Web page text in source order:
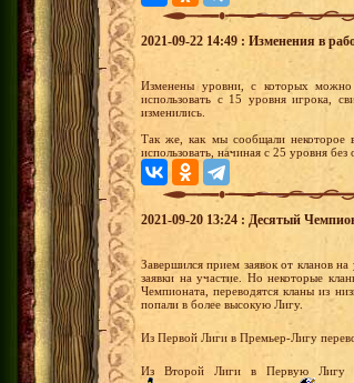
2021-09-22 14:49 : Изменения в
Изменены уровни, с которых можно
использовать с 15 уровня игрока,
изменились.
Так же, как мы сообщали некоторое
использовать, начиная с 25 уровня
2021-09-20 13:24 : Десятый
Завершился прием заявок от кланов
заявки на участие. Но некоторые
Чемпионата, переводятся кланы из
попали в более высокую Лигу.
Из Первой Лиги в Премьер-Лигу
Из Второй Лиги в Первую Лигу